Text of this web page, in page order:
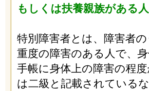
もしくは扶養親族がある人
特別障害者とは、障害者
重度の障害のある人で、
手帳に身体上の障害の程度
は二級と記載されている